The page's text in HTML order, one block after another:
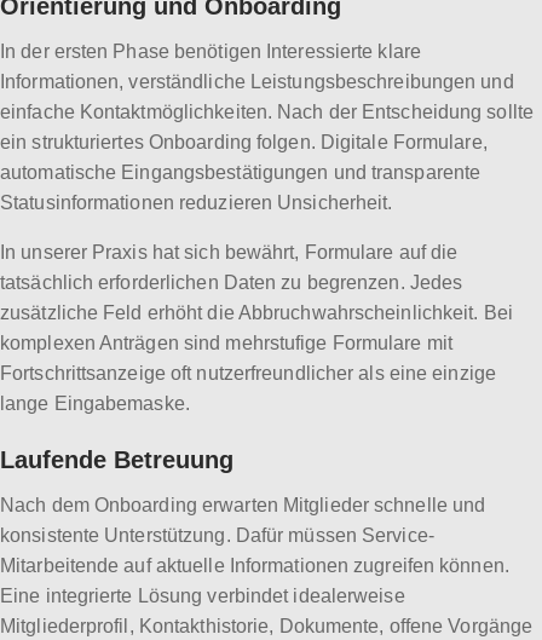
Orientierung und Onboarding
In der ersten Phase benötigen Interessierte klare
Informationen, verständliche Leistungsbeschreibungen und
einfache Kontaktmöglichkeiten. Nach der Entscheidung sollte
ein strukturiertes Onboarding folgen. Digitale Formulare,
automatische Eingangsbestätigungen und transparente
Statusinformationen reduzieren Unsicherheit.
In unserer Praxis hat sich bewährt, Formulare auf die
tatsächlich erforderlichen Daten zu begrenzen. Jedes
zusätzliche Feld erhöht die Abbruchwahrscheinlichkeit. Bei
komplexen Anträgen sind mehrstufige Formulare mit
Fortschrittsanzeige oft nutzerfreundlicher als eine einzige
lange Eingabemaske.
Laufende Betreuung
Nach dem Onboarding erwarten Mitglieder schnelle und
konsistente Unterstützung. Dafür müssen Service-
Mitarbeitende auf aktuelle Informationen zugreifen können.
Eine integrierte Lösung verbindet idealerweise
Mitgliederprofil, Kontakthistorie, Dokumente, offene Vorgänge